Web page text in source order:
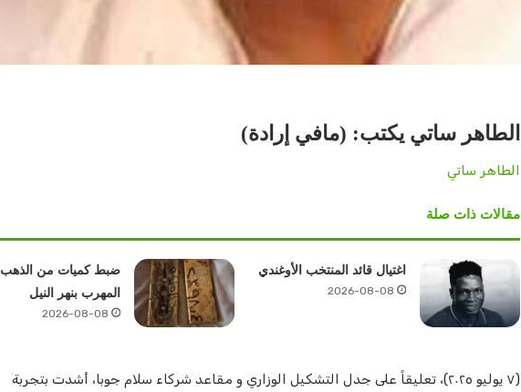
الطاهر ساتي يكتب: (مافي إرادة)
الطاهر ساتي
مقالات ذات صلة
اغتيال قائد المنتخب الأوغندي
2026-08-08
ضبط كميات من الذهب
المهرب بنهر النيل
2026-08-08
(٧ يوليو ٢٠٢٥)، تعليقاً على جدل التشكيل الوزاري و مقاعد شركاء سلام جوبا، أشدت بتجربة